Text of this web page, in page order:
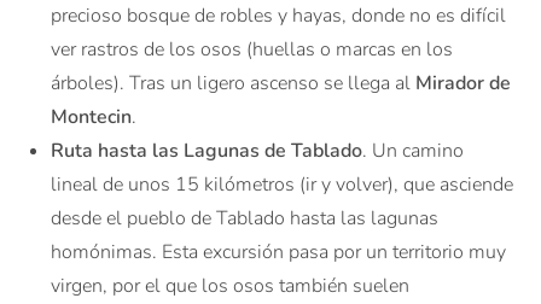
precioso bosque de robles y hayas, donde no es difícil
ver rastros de los osos (huellas o marcas en los
árboles). Tras un ligero ascenso se llega al Mirador de
Montecin.
Ruta hasta las Lagunas de Tablado. Un camino
lineal de unos 15 kilómetros (ir y volver), que asciende
desde el pueblo de Tablado hasta las lagunas
homónimas. Esta excursión pasa por un territorio muy
virgen, por el que los osos también suelen